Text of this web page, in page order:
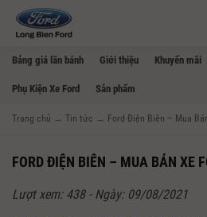
Bảng giá lăn bánh Giới thiệu Khuyến mãi
Phụ Kiện Xe Ford Sản phẩm
Trang chủ → Tin tức → Ford Điện Biên – Mua
FORD ĐIỆN BIÊN – MUA BÁN XE
Lượt xem: 438 - Ngày: 09/08/2021